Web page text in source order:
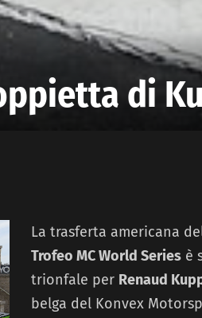
di
La trasferta americana
Trofeo MC World Series è
trionfale per Renaud
belga del Konvex